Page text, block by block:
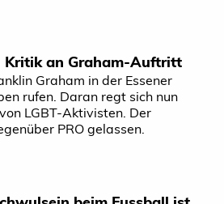
Kritik an Graham-Auftritt
Graham in der Essener
rufen. Daran regt sich nun
LGBT-Aktivisten. Der
PRO gelassen.